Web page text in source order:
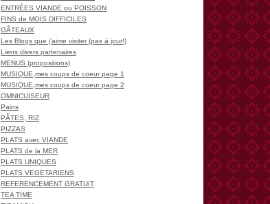
ENTRÉES VIANDE ou POISSON
FINS de MOIS DIFFICILES
GÂTEAUX
Les Blogs que j'aime visiter (pas à jour!)
Liens divers partenaires
MENUS (propositions)
MUSIQUE,mes coups de coeur page 1
MUSIQUE,mes coups de coeur page 2
OMNICUISEUR
Pains
PÂTES, RIZ
PIZZAS
PLATS avec VIANDE
PLATS de la MER
PLATS UNIQUES
PLATS VEGETARIENS
REFERENCEMENT GRATUIT
TEA TIME